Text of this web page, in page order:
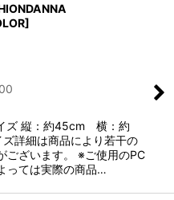
]
ズ 縦：約45cm 横：約
詳細は商品により若干の
ございます。 ※ご使用のPC
っては実際の商品…